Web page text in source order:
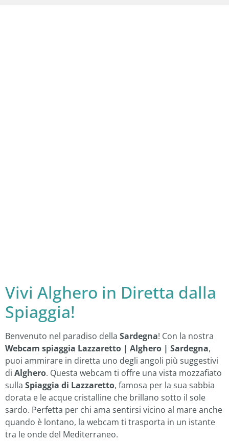
Vivi Alghero in Diretta dalla
Spiaggia!
Benvenuto nel paradiso della Sardegna! Con la nostra
Webcam spiaggia Lazzaretto | Alghero | Sardegna,
puoi ammirare in diretta uno degli angoli più suggestivi
di Alghero. Questa webcam ti offre una vista mozzafiato
sulla Spiaggia di Lazzaretto, famosa per la sua sabbia
dorata e le acque cristalline che brillano sotto il sole
sardo. Perfetta per chi ama sentirsi vicino al mare anche
quando è lontano, la webcam ti trasporta in un istante
tra le onde del Mediterraneo.